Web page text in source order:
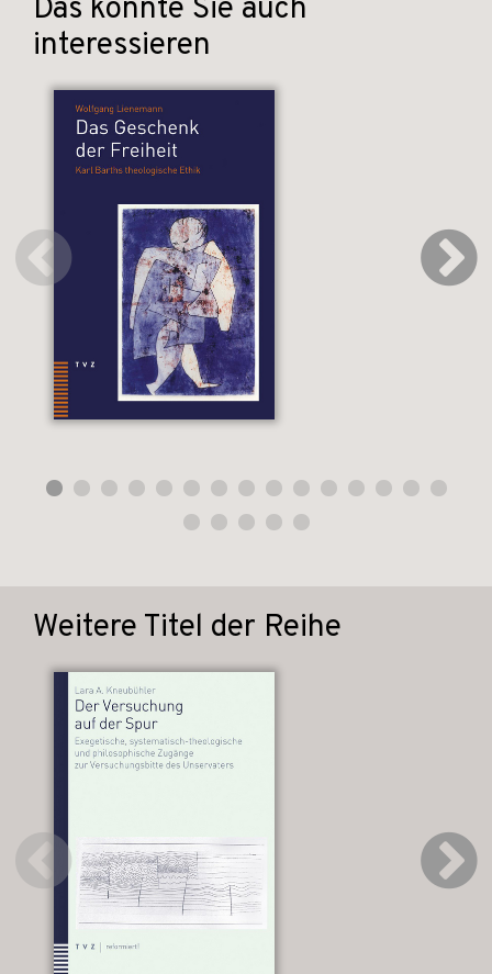
Das könnte Sie auch
interessieren
Weitere Titel der Reihe